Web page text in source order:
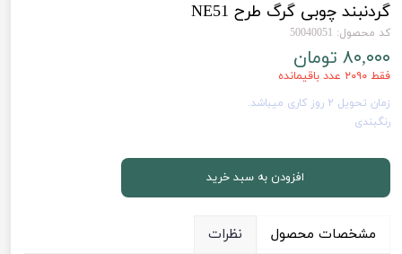
گردنبند چوبی گرگ طرح NE51
کد محصول: 50040051
۸۰,۰۰۰ تومان
فقط ۲۰۹۰ عدد باقیمانده
زمان تحویل 2 روز کاری میباشد.
رنگبندی
افزودن به سبد خرید
مشخصات محصول نظرات